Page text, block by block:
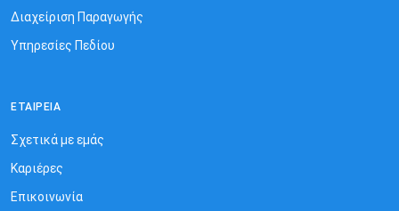
Διαχείριση Παραγωγής
Υπηρεσίες Πεδίου
ΕΤΑΙΡΕΊΑ
Σχετικά με εμάς
Καριέρες
Επικοινωνία